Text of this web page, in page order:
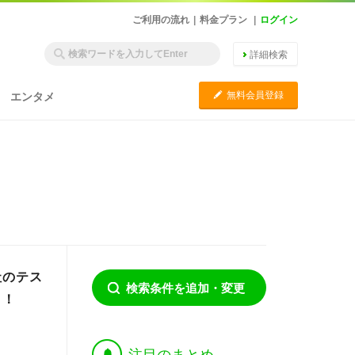
ご利用の流れ 料金プラン ログイン
詳細検索
エンタメ C 無料会員登録
テス
検索条件を追加・変更